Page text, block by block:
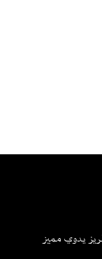
يدوي مميز